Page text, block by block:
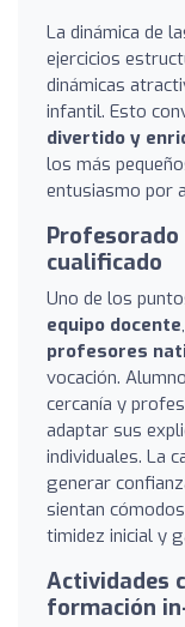
La dinámica de
ejercicios
dinámicas
infantil. Esto
divertido y
los más
entusiasmo por
cualificado
Uno de los
equipo docente
profesores
vocación.
cercanía y
adaptar sus
individuales. La
generar
sientan
timidez inicial y
Actividades
formación